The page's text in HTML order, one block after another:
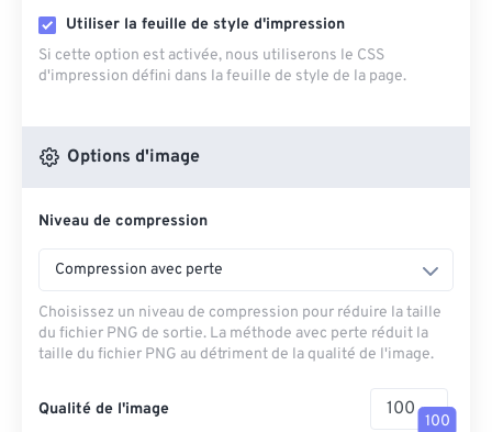
Utiliser la feuille de style d'impression
Si cette option est activée, nous utiliserons le CSS
d'impression défini dans la feuille de style de la page.
Options d'image
Niveau de compression
Compression avec perte
Choisissez un niveau de compression pour réduire la taille
du fichier PNG de sortie. La méthode avec perte réduit la
taille du fichier PNG au détriment de la qualité de l'image.
Qualité de l'image
100